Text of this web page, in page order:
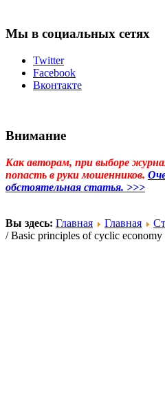
Мы в социальных сетях
Twitter
Facebook
Вконтакте
Внимание
Как авторам, при выборе
попасть в руки мошенников.
обстоятельная статья. >>>
Вы здесь: Главная Главная
/ Basic principles of cyclic